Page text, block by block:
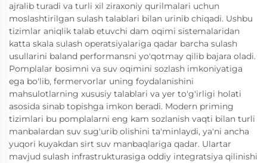
ajralib turadi va turli xil ziraxoniy qurilmalari uchun
moslashtirilgan sulash talablari bilan urinib chiqadi. Ushbu
tizimlar aniqlik talab etuvchi dam oqimi sistemalaridan
katta skala sulash operatsiyalariga qadar barcha sulash
usullarini baland performansni yo'qotmay qilib bajara oladi.
Pomplalar bosimni va suv oqimini sozlash imkoniyatiga
ega bo'lib, fermervorlar uning foydalanishini
mahsulotlarning xususiy talablari va yer to'g'irligi holati
asosida sinab topishga imkon beradi. Modern priming
tizimlari bu pomplalarni eng kam sozlanish vaqti bilan turli
manbalardan suv sug'urib olishini ta'minlaydi, ya'ni ancha
yuqori kuyakdan sirt suv manbaqlariga qadar. Ulartar
mavjud sulash infrastrukturasiga oddiy integratsiya qilinishi